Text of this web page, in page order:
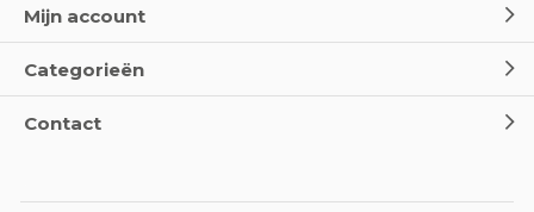
Oogspoel flessen en
Mijn account
Categorieën
Contact